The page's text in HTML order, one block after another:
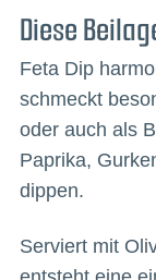
Diese
Feta Dip
schmeckt
oder auch als
Paprika,
dippen.
Serviert mit